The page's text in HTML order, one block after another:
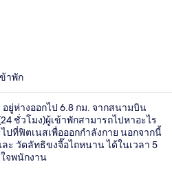
าพัก
ยู่ห่างออกไป 6.8 กม. จากสนามบิน
ชั่วโมง)ผู้เข้าพักสามารถไปหาอะไร
ปที่ฟิตเนสเพื่อออกกำลังกาย นอกจากนี้
ะ วัดลัทธิขงจื๊อไถหนาน ได้ในเวลา 5
จพนักงาน